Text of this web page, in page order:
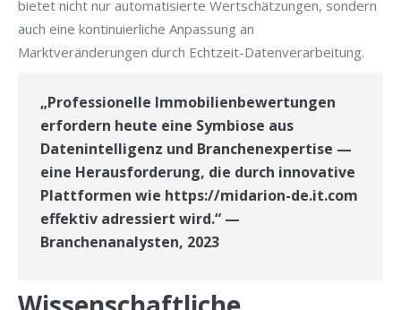
bietet nicht nur automatisierte Wertschätzungen, sondern
auch eine kontinuierliche Anpassung an
Marktveränderungen durch Echtzeit-Datenverarbeitung.
„Professionelle Immobilienbewertungen
erfordern heute eine Symbiose aus
Datenintelligenz und Branchenexpertise —
eine Herausforderung, die durch innovative
Plattformen wie https://midarion-de.it.com
effektiv adressiert wird.“ —
Branchenanalysten, 2023